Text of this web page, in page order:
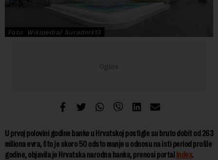
Foto: Wikipedia/ Suradnik13
U prvoj polovini godine banke u Hrvatskoj postigle su bruto dobit od 263
miliona evra, što je skoro 50 odsto manje u odnosu na isti period prošle
godine, objavila je Hrvatska narodna banka, prenosi portal Index.